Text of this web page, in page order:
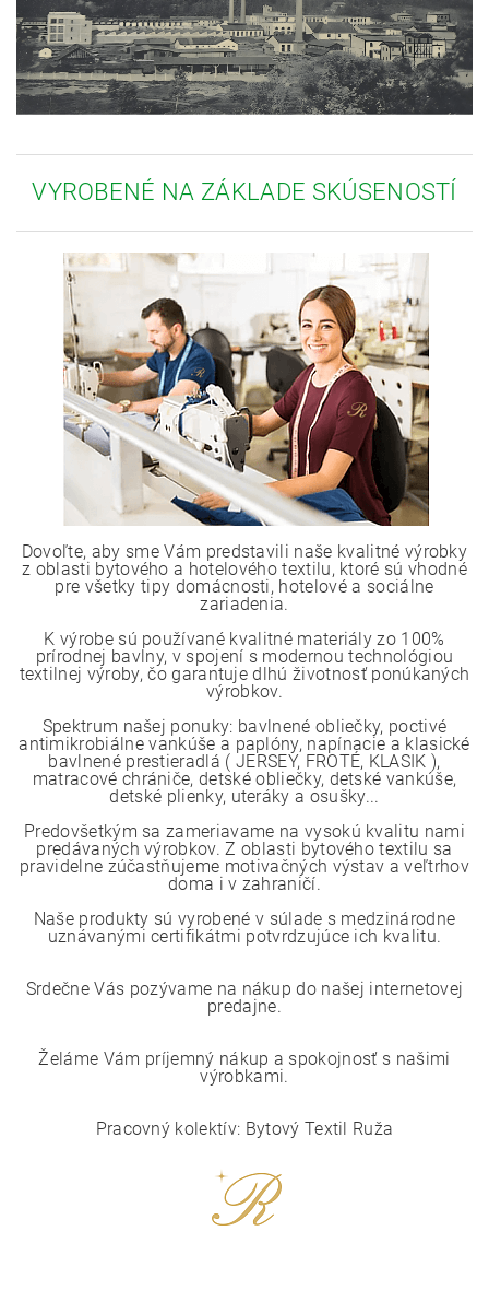
VYROBENÉ NA ZÁKLADE SKÚSENOSTÍ
Dovoľte, aby sme Vám predstavili naše kvalitné výrobky
z oblasti bytového a hotelového textilu, ktoré sú vhodné
pre všetky tipy domácnosti, hotelové a sociálne
zariadenia.
K výrobe sú používané kvalitné materiály zo 100%
prírodnej bavlny, v spojení s modernou technológiou
textilnej výroby, čo garantuje dlhú životnosť ponúkaných
výrobkov.
Spektrum našej ponuky: bavlnené obliečky, poctivé
antimikrobiálne vankúše a paplóny, napínacie a klasické
bavlnené prestieradlá ( JERSEY, FROTÉ, KLASIK ),
matracové chrániče, detské obliečky, detské vankúše,
detské plienky, uteráky a osušky...
Predovšetkým sa zameriavame na vysokú kvalitu nami
predávaných výrobkov. Z oblasti bytového textilu sa
pravidelne zúčastňujeme motivačných výstav a veľtrhov
doma i v zahraničí.
Naše produkty sú vyrobené v súlade s medzinárodne
uznávanými certifikátmi potvrdzujúce ich kvalitu.
Srdečne Vás pozývame na nákup do našej internetovej
predajne.
Želáme Vám príjemný nákup a spokojnosť s našimi
výrobkami.
Pracovný kolektív: Bytový Textil Ruža